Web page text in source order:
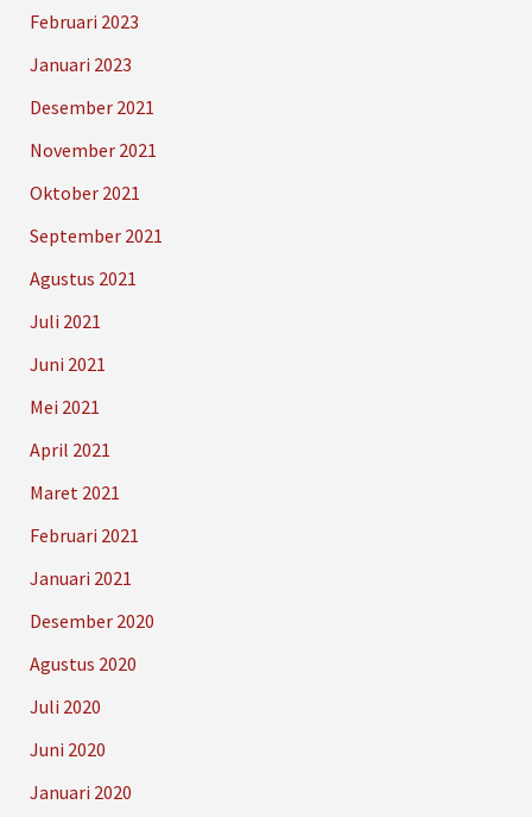
Februari 2023
Januari 2023
Desember 2021
November 2021
Oktober 2021
September 2021
Agustus 2021
Juli 2021
Juni 2021
Mei 2021
April 2021
Maret 2021
Februari 2021
Januari 2021
Desember 2020
Agustus 2020
Juli 2020
Juni 2020
Januari 2020